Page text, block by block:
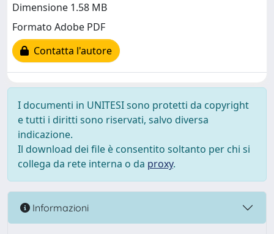
Dimensione 1.58 MB
Formato Adobe PDF
Contatta l'autore
I documenti in UNITESI sono protetti da copyright
e tutti i diritti sono riservati, salvo diversa
indicazione.
Il download dei file è consentito soltanto per chi si
collega da rete interna o da proxy.
Informazioni